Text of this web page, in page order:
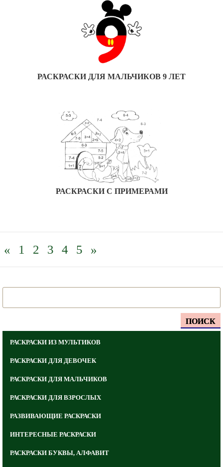
ПОИСК
РАСКРАСКИ ИЗ МУЛЬТИКОВ
РАСКРАСКИ ДЛЯ ДЕВОЧЕК
РАСКРАСКИ ДЛЯ МАЛЬЧИКОВ
РАСКРАСКИ ДЛЯ ВЗРОСЛЫХ
РАЗВИВАЮЩИЕ РАСКРАСКИ
ИНТЕРЕСНЫЕ РАСКРАСКИ
РАСКРАСКИ БУКВЫ, АЛФАВИТ
РАСКРАСКИ ДЛЯ МАЛЬЧИКОВ 9 ЛЕТ
РАСКРАСКИ С ПРИМЕРАМИ
« 1 2 3 4 5 »